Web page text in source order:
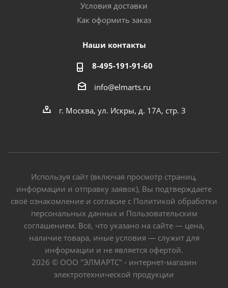
Условия доставки
Как оформить заказ
Наши контакты
8-495-191-91-60
info@elmarts.ru
г. Москва, ул. Искры, д. 17А, стр. 3
Используя сайт (включая просмотр страниц,
информации и отправку заявок), Вы подтверждаете
своё ознакомление и согласие с Политикой обработки
персональных данных и Пользовательским
соглашением. Всё, что указано на сайте — цена,
наличие товара, иные условия — служит для
информации и не является офертой.
2026 © ООО "ЭЛМАРТС" - интернет-магазин
электротехнической продукции